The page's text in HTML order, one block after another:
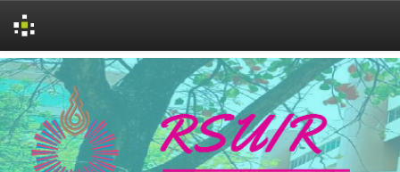
Skip
navigation